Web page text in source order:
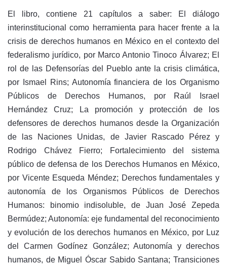
El libro, contiene 21 capítulos a saber: El diálogo
interinstitucional como herramienta para hacer frente a la
crisis de derechos humanos en México en el contexto del
federalismo jurídico, por Marco Antonio Tinoco Álvarez; El
rol de las Defensorías del Pueblo ante la crisis climática,
por Ismael Rins; Autonomía financiera de los Organismo
Públicos de Derechos Humanos, por Raúl Israel
Hernández Cruz; La promoción y protección de los
defensores de derechos humanos desde la Organización
de las Naciones Unidas, de Javier Rascado Pérez y
Rodrigo Chávez Fierro; Fortalecimiento del sistema
público de defensa de los Derechos Humanos en México,
por Vicente Esqueda Méndez; Derechos fundamentales y
autonomía de los Organismos Públicos de Derechos
Humanos: binomio indisoluble, de Juan José Zepeda
Bermúdez; Autonomía: eje fundamental del reconocimiento
y evolución de los derechos humanos en México, por Luz
del Carmen Godínez González; Autonomía y derechos
humanos, de Miguel Óscar Sabido Santana; Transiciones